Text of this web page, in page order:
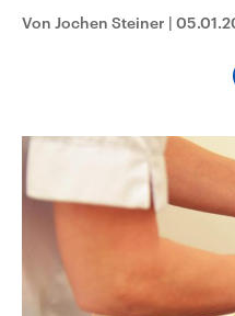
und Hintergründe zu den
und Kandidaten der
Sendungen
Von Jochen Steiner |